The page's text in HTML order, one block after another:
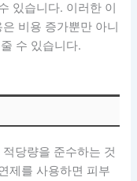
있습니다. 이러한 이
비용 증가뿐만 아니
수 있습니다.
당량을 준수하는 것
제를 사용하면 피부